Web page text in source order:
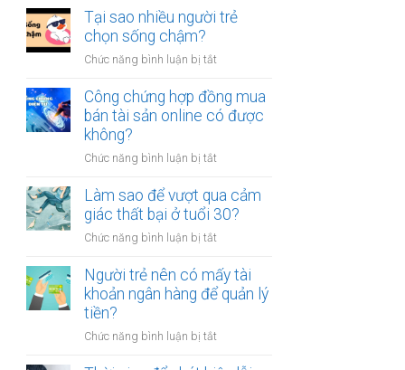
thấy
làm?
nên
ổn
để
kinh
Tại sao nhiều người trẻ
chọn sống chậm?
Chức năng bình luận bị tắt
sao
nhiều
chọn
chậm?
Công chứng hợp đồng mua
bán tài sản online có được
không?
Chức năng bình luận bị tắt
chứng
hợp
mua
tài
sản
không?
Làm sao để vượt qua cảm
giác thất bại ở tuổi 30?
Chức năng bình luận bị tắt
sao
để
vượt
cảm
Người trẻ nên có mấy tài
khoản ngân hàng để quản lý
tiền?
Chức năng bình luận bị tắt